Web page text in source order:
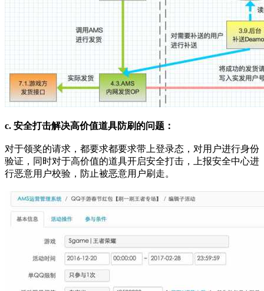
c. 安全打击解决高价值道具防刷的问题：
对于领奖的请求，都要求都要求带上登录态，对用户进行身份
验证，同时对于高价值的道具开启安全打击，上报安全中心进
行恶意用户校验，防止被恶意用户刷走。